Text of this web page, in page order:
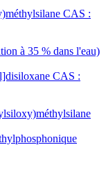
CAS :
à 35 % dans l'eau)
CAS :